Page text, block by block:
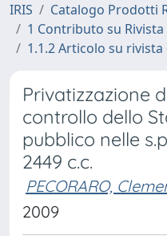
IRIS
Catalogo Prodotti
1 Contributo su Rivista
1.1.2 Articolo su rivista
Privatizzazione
controllo dello
pubblico nelle
2449 c.c.
PECORARO,
2009